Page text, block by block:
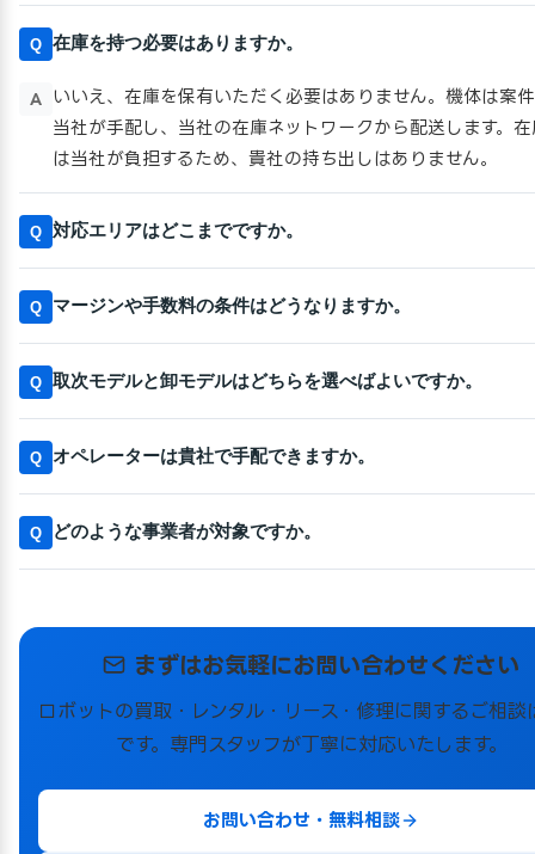
Q 在庫を持つ必要はありますか。
A
いいえ、在庫を保有いただく必要はありません。機体は案
当社が手配し、当社の在庫ネットワークから配送します。在
は当社が負担するため、貴社の持ち出しはありません。
Q 対応エリアはどこまでですか。
Q マージンや手数料の条件はどうなりますか。
Q 取次モデルと卸モデルはどちらを選べばよいですか。
Q オペレーターは貴社で手配できますか。
Q どのような事業者が対象ですか。
まずはお気軽にお問い合わせください
ロボットの買取・レンタル・リース・修理に関するご相談
です。専門スタッフが丁寧に対応いたします。
お問い合わせ・無料相談